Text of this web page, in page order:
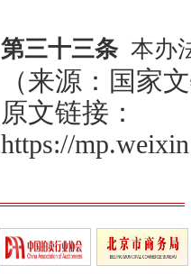
第三十三条 本办
（来源：国家
原文链接：
https://